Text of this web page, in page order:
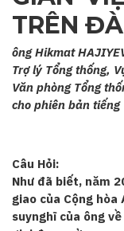
TRÊN
ông Hikmat
Trợ lý Tổng thống,
Văn phòng Tổng
cho phiên bản tiếng
Câu Hỏi:
Như đã biết, năm
giao của Cộng
suynghĩ của ông